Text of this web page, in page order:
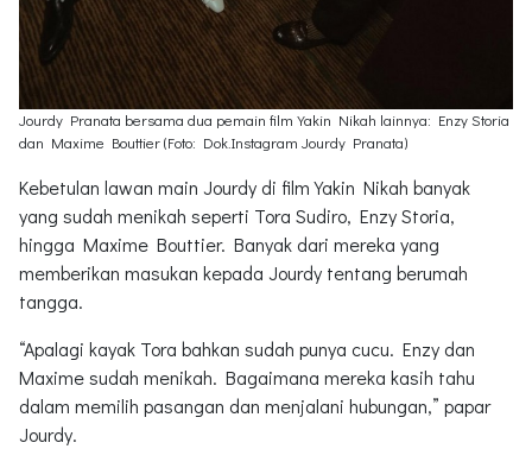
Jourdy Pranata bersama dua pemain film Yakin Nikah lainnya: Enzy Storia
dan Maxime Bouttier (Foto: Dok.Instagram Jourdy Pranata)
Kebetulan lawan main Jourdy di film Yakin Nikah banyak
yang sudah menikah seperti Tora Sudiro, Enzy Storia,
hingga Maxime Bouttier. Banyak dari mereka yang
memberikan masukan kepada Jourdy tentang berumah
tangga.
“Apalagi kayak Tora bahkan sudah punya cucu. Enzy dan
Maxime sudah menikah. Bagaimana mereka kasih tahu
dalam memilih pasangan dan menjalani hubungan,” papar
Jourdy.